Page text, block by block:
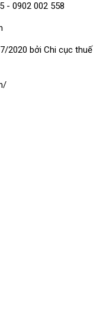
- 0902 002 558
2020 bởi Chi cục thuế